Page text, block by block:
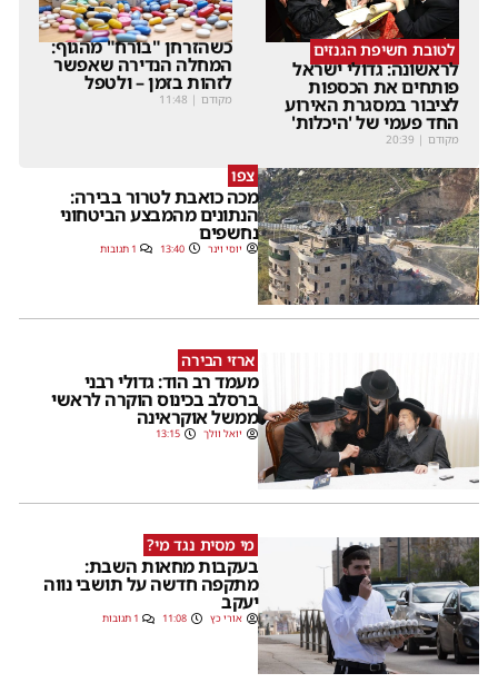
לטובת חשיפת הגנזים
לראשונה: גדולי ישראל
פותחים את הכספות
לציבור במסגרת האירוע
החד פעמי של 'היכלות'
מקודם |
20:39
כשהזרחן "בורח" מהגוף:
המחלה הנדירה שאפשר
לזהות בזמן – ולטפל
מקודם |
11:48
צפו
מכה כואבת לטרור בבירה:
הנתונים מהמבצע הביטחוני
נחשפים
יוסי וינר 13:40 1 תגובות
ארזי הבירה
מעמד רב הוד: גדולי רבני
ברסלב בכינוס הוקרה לראשי
ממשל אוקראינה
יואל וולך 13:15
מי מסית נגד מי?
בעקבות מחאות השבת:
מתקפה חדשה על תושבי נווה
יעקב
אורי כץ 11:08 1 תגובות